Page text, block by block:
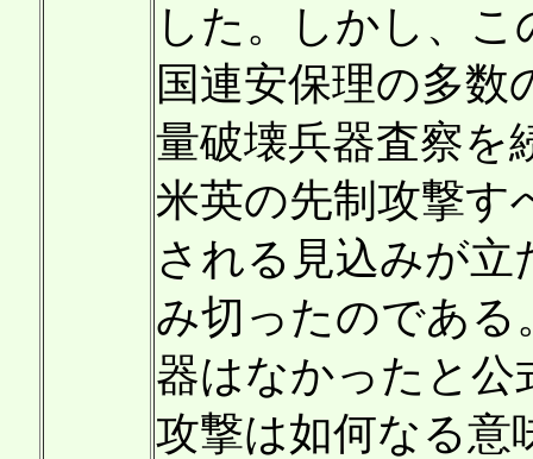
した。しかし、
国連安保理の多
量破壊兵器査察を
米英の先制攻撃す
される見込みが立
み切ったのである
器はなかったと公
攻撃は如何なる意